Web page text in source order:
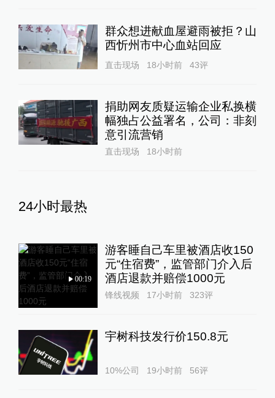
群众想进献血屋避雨被拒？山
西忻州市中心血站回应
直击现场 18小时前 43评
捐助网友质疑运输企业私换横
幅独占公益署名，公司：非刻
意引流营销
直击现场 18小时前
24小时最热
00:19
游客睡自己车里被酒店收150
元“住宿费”，监管部门介入后
酒店退款并赔偿1000元
锋线视频 17小时前 323评
宇树科技发行价150.8元
10%公司 19小时前 56评